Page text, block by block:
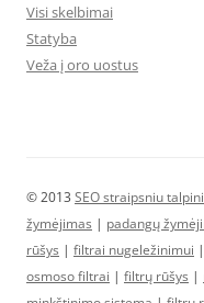
Visi skelbimai
Statyba
Veža į oro uostus
© 2013 SEO straipsniu
žymėjimas | padangų
rūšys | filtrai nugeležinimui |
osmoso filtrai | filtrų rūšys |